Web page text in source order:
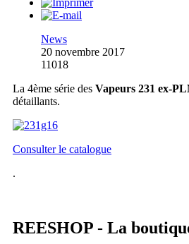
News
20 novembre 2017
11018
La 4ème série des Vapeurs 231 ex-
détaillants.
Consulter le catalogue
.
REESHOP - La